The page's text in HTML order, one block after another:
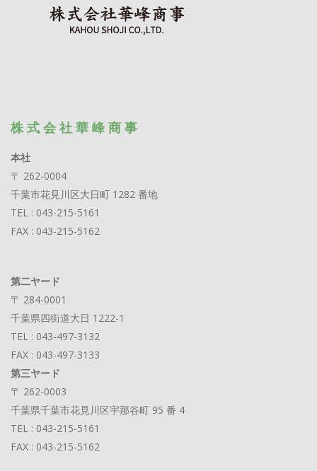
株 式 会 社 華 峰 商 事
本社
〒 262-0004
千葉市花見川区大日町 1282 番地
TEL : 043-215-5161
FAX : 043-215-5162
第二ヤード
〒 284-0001
千葉県四街道大日 1222-1
TEL : 043-497-3132
FAX : 043-497-3133
第三ヤード
〒 262-0003
千葉県千葉市花見川区宇那谷町 95 番 4
TEL : 043-215-5161
FAX : 043-215-5162